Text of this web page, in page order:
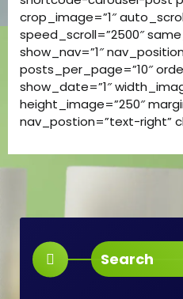
crop_image=”1″
speed_scroll=”2500″
show_nav=”1″
posts_per_page=”10″
show_date=”1″
height_image=”250″
nav_postion=”text-right”
Search